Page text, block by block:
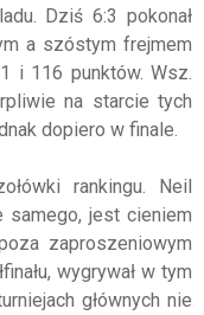
Dziś 6:3 pokonał
a szóstym frejmem
i 116 punktów. Wsz.
na starcie tych
dopiero w finale.
rankingu. Neil
jest cieniem
zaproszeniowym
wygrywał w tym
głównych nie